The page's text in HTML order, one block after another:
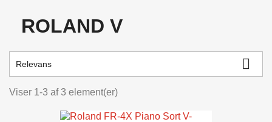
ROLAND V
Relevans 
Viser 1-3 af 3 element(er)